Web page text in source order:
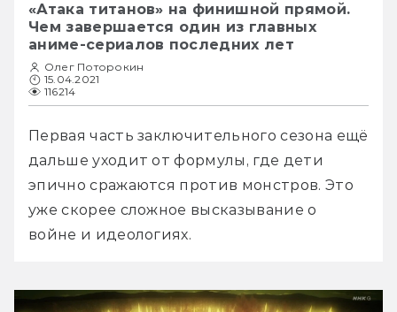
«Атака титанов» на финишной прямой.
Чем завершается один из главных
аниме-сериалов последних лет
Олег Поторокин
15.04.2021
116214
Первая часть заключительного сезона ещё
дальше уходит от формулы, где дети
эпично сражаются против монстров. Это
уже скорее сложное высказывание о
войне и идеологиях.